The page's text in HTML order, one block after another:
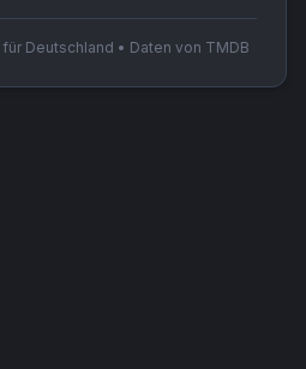
Deutschland • Daten von TMDB